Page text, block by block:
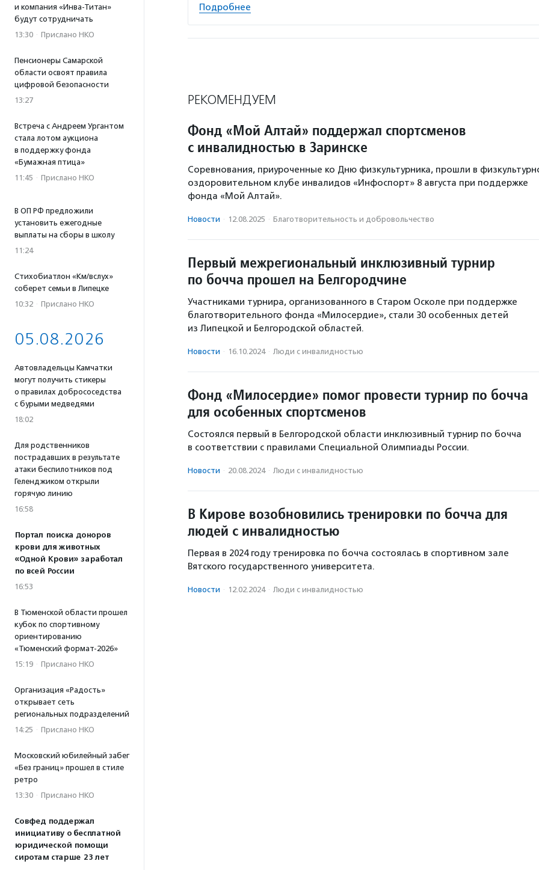
и компания «Инва-Титан»
будут сотрудничать
13:30 · Прислано НКО
Пенсионеры Самарской
области освоят правила
цифровой безопасности
13:27
Встреча с Андреем Ургантом
стала лотом аукциона
в поддержку фонда
«Бумажная птица»
11:45 · Прислано НКО
В ОП РФ предложили
установить ежегодные
выплаты на сборы в школу
11:24
Стихобиатлон «Км/вслух»
соберет семьи в Липецке
10:32 · Прислано НКО
05.08.2026
Автовладельцы Камчатки
могут получить стикеры
о правилах добрососедства
с бурыми медведями
18:02
Для родственников
пострадавших в результате
атаки беспилотников под
Геленджиком открыли
горячую линию
16:58
Портал поиска доноров
крови для животных
«Одной Крови» заработал
по всей России
16:53
В Тюменской области прошел
кубок по спортивному
ориентированию
«Тюменский формат-2026»
15:19 · Прислано НКО
Организация «Радость»
открывает сеть
региональных подразделений
14:25 · Прислано НКО
Московский юбилейный забег
«Без границ» прошел в стиле
ретро
13:30 · Прислано НКО
Совфед поддержал
инициативу о бесплатной
юридической помощи
сиротам старше 23 лет
Подробнее
РЕКОМЕНДУЕМ
Фонд «Мой Алтай» поддержал спортсменов
с инвалидностью в Заринске
Соревнования, приуроченные ко Дню физкультурника, прошли в
оздоровительном клубе инвалидов «Инфоспорт» 8 августа при поддержке
фонда «Мой Алтай».
Новости · 12.08.2025 · Благотвори­тель­ность и доброволь­чест­во
Первый межрегиональный инклюзивный турнир
по бочча прошел на Белгородчине
Участниками турнира, организованного в Старом Осколе при поддержке
благотворительного фонда «Милосердие», стали 30 особенных детей
из Липецкой и Белгородской областей.
Новости · 16.10.2024 · Люди с инвалидностью
Фонд «Милосердие» помог провести турнир по бочча
для особенных спортсменов
Состоялся первый в Белгородской области инклюзивный турнир по бочча
в соответствии с правилами Специальной Олимпиады России.
Новости · 20.08.2024 · Люди с инвалидностью
В Кирове возобновились тренировки по бочча для
людей с инвалидностью
Первая в 2024 году тренировка по бочча состоялась в спортивном зале
Вятского государственного университета.
Новости · 12.02.2024 · Люди с инвалидностью